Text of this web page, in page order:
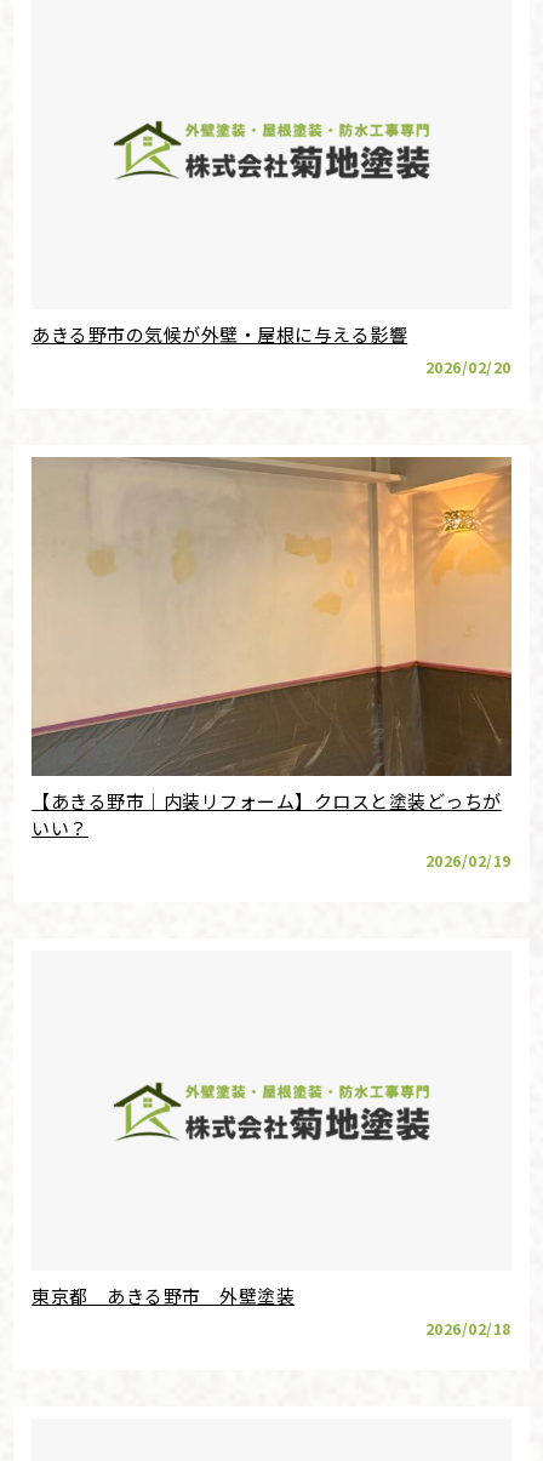
あきる野市の気候が外壁・屋根に与える影響
2026/02/20
【あきる野市｜内装リフォーム】クロスと塗装どっちが
いい？
2026/02/19
東京都 あきる野市 外壁塗装
2026/02/18